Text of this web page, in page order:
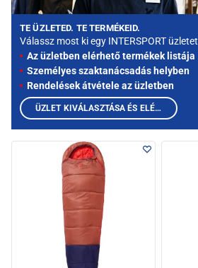
TE ÜZLETED. TE TERMÉKEID.
Válassz most ki egy INTERSPORT üzletet
Az üzletben elérhető termékek listája
Személyes szaktanácsadás helyben
Rendelések átvétele az üzletben
ÜZLET KIVÁLASZTÁSA ÉS ELÉRHETŐ TERMÉKEK MEGTEKINTÉSE